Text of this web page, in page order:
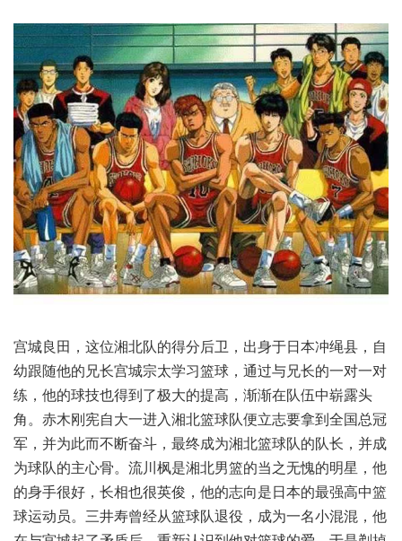
宫城良田，这位湘北队的得分后卫，出身于日本冲绳县，自
幼跟随他的兄长宫城宗太学习篮球，通过与兄长的一对一对
练，他的球技也得到了极大的提高，渐渐在队伍中崭露头
角。赤木刚宪自大一进入湘北篮球队便立志要拿到全国总冠
军，并为此而不断奋斗，最终成为湘北篮球队的队长，并成
为球队的主心骨。流川枫是湘北男篮的当之无愧的明星，他
的身手很好，长相也很英俊，他的志向是日本的最强高中篮
球运动员。三井寿曾经从篮球队退役，成为一名小混混，他